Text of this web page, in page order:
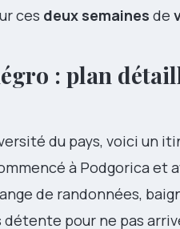
ces deux semaines de
: plan
du pays, voici un
à Podgorica et
de randonnées,
pour ne pas